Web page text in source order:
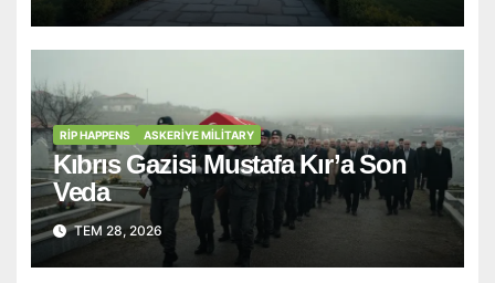
RİP HAPPENS ASKERIYE MILITARY
Kıbrıs Gazisi Mustafa Kır’a Son
Veda
TEM 28, 2026